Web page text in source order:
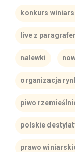
konkurs
live z
nalewki
organizacja
piwo
polskie
prawo